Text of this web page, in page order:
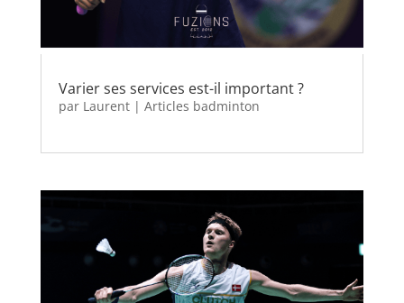
Varier ses services est-il important ?
par Laurent| Articles badminton